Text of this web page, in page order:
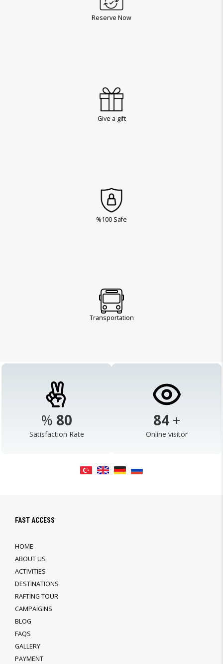
Reserve Now
Give a gift
%100 Safe
Transportation
% 98
Satisfaction Rate
103 +
Online visitor
FAST ACCESS
HOME
ABOUT US
ACTIVITIES
DESTINATIONS
RAFTING TOUR
CAMPAIGINS
BLOG
FAQS
GALLERY
PAYMENT